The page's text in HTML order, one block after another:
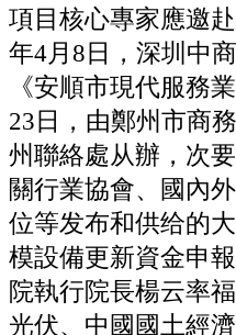
項目核心專家應邀
年4月8日，深圳中
《安順市現代服務
23日，由鄭州市商
州聯絡處从辦，次
關行業協會、國內
位等发布和供给的
模設備更新資金申
院執行院長楊云率
光伏、中國國土經